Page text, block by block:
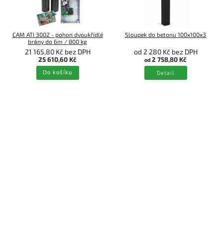
CAM ATI 3002 - pohon dvoukřídlé
brány do 6m / 800 kg
21 165,80 Kč bez DPH
25 610,60 Kč
Do košíku
Sloupek do betonu 100x100x3
od 2 280 Kč bez DPH
od 2 758,80 Kč
Detail